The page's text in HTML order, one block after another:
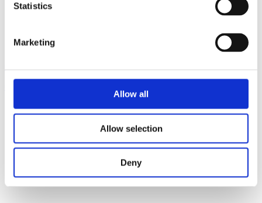
Statistics
Marketing
Allow all
Allow selection
Deny